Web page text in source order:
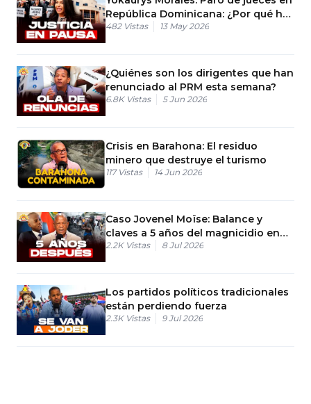
República Dominicana: ¿Por qué hay
huelga el 21?
482 Vistas 13 May 2026
¿Quiénes son los dirigentes que han
renunciado al PRM esta semana?
6.8K Vistas 5 Jun 2026
Crisis en Barahona: El residuo
minero que destruye el turismo
117 Vistas 14 Jun 2026
Caso Jovenel Moïse: Balance y
claves a 5 años del magnicidio en
Haití
2.2K Vistas 8 Jul 2026
Los partidos políticos tradicionales
están perdiendo fuerza
2.3K Vistas 9 Jul 2026